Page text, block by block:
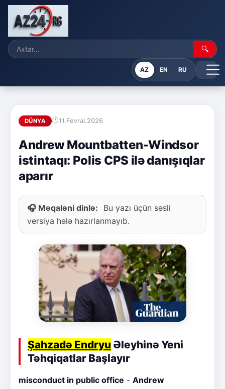
🔍
AZ EN RU
DÜNYA 11.Fevral.2026
Andrew Mountbatten-Windsor
istintaqı: Polis CPS ilə danışıqlar
aparır
🎧 Məqaləni dinlə:
Bu yazı üçün səsli
versiya hələ hazırlanmayıb.
Şahzadə Endryu Əleyhinə Yeni
Təhqiqatlar Başlayır
misconduct in public office - Andrew